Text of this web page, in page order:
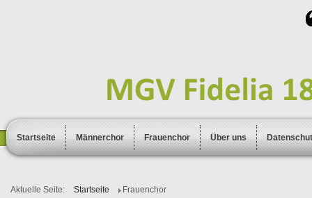
Startseite Männerchor Frauenchor Über uns
Aktuelle Seite: Startseite Frauenchor